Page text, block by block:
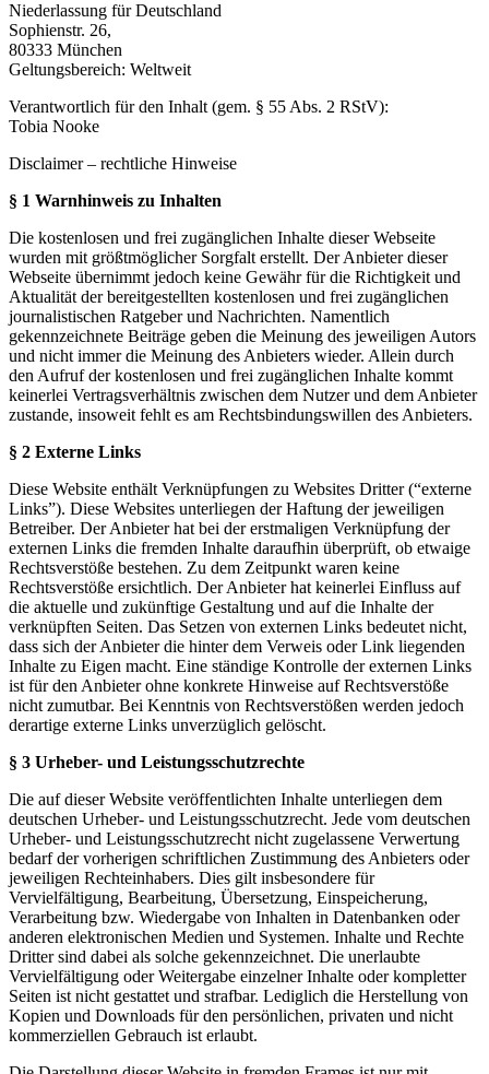
Niederlassung für Deutschland
Sophienstr. 26,
80333 München
Geltungsbereich: Weltweit
Verantwortlich für den Inhalt (gem. § 55 Abs. 2 RStV):
Tobia Nooke
Disclaimer – rechtliche Hinweise
§ 1 Warnhinweis zu Inhalten
Die kostenlosen und frei zugänglichen Inhalte dieser Webseite
wurden mit größtmöglicher Sorgfalt erstellt. Der Anbieter dieser
Webseite übernimmt jedoch keine Gewähr für die Richtigkeit und
Aktualität der bereitgestellten kostenlosen und frei zugänglichen
journalistischen Ratgeber und Nachrichten. Namentlich
gekennzeichnete Beiträge geben die Meinung des jeweiligen Autors
und nicht immer die Meinung des Anbieters wieder. Allein durch
den Aufruf der kostenlosen und frei zugänglichen Inhalte kommt
keinerlei Vertragsverhältnis zwischen dem Nutzer und dem Anbieter
zustande, insoweit fehlt es am Rechtsbindungswillen des Anbieters.
§ 2 Externe Links
Diese Website enthält Verknüpfungen zu Websites Dritter (“externe
Links”). Diese Websites unterliegen der Haftung der jeweiligen
Betreiber. Der Anbieter hat bei der erstmaligen Verknüpfung der
externen Links die fremden Inhalte daraufhin überprüft, ob etwaige
Rechtsverstöße bestehen. Zu dem Zeitpunkt waren keine
Rechtsverstöße ersichtlich. Der Anbieter hat keinerlei Einfluss auf
die aktuelle und zukünftige Gestaltung und auf die Inhalte der
verknüpften Seiten. Das Setzen von externen Links bedeutet nicht,
dass sich der Anbieter die hinter dem Verweis oder Link liegenden
Inhalte zu Eigen macht. Eine ständige Kontrolle der externen Links
ist für den Anbieter ohne konkrete Hinweise auf Rechtsverstöße
nicht zumutbar. Bei Kenntnis von Rechtsverstößen werden jedoch
derartige externe Links unverzüglich gelöscht.
§ 3 Urheber- und Leistungsschutzrechte
Die auf dieser Website veröffentlichten Inhalte unterliegen dem
deutschen Urheber- und Leistungsschutzrecht. Jede vom deutschen
Urheber- und Leistungsschutzrecht nicht zugelassene Verwertung
bedarf der vorherigen schriftlichen Zustimmung des Anbieters oder
jeweiligen Rechteinhabers. Dies gilt insbesondere für
Vervielfältigung, Bearbeitung, Übersetzung, Einspeicherung,
Verarbeitung bzw. Wiedergabe von Inhalten in Datenbanken oder
anderen elektronischen Medien und Systemen. Inhalte und Rechte
Dritter sind dabei als solche gekennzeichnet. Die unerlaubte
Vervielfältigung oder Weitergabe einzelner Inhalte oder kompletter
Seiten ist nicht gestattet und strafbar. Lediglich die Herstellung von
Kopien und Downloads für den persönlichen, privaten und nicht
kommerziellen Gebrauch ist erlaubt.